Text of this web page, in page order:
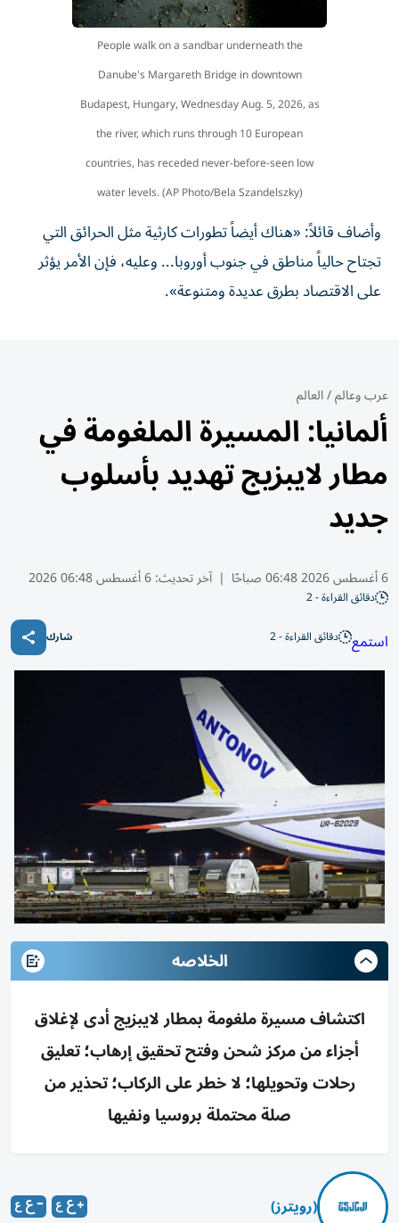
People walk on a sandbar underneath the
Danube's Margareth Bridge in downtown
Budapest, Hungary, Wednesday Aug. 5, 2026, as
the river, which runs through 10 European
countries, has receded never-before-seen low
water levels. (AP Photo/Bela Szandelszky)
وأضاف قائلاً: «هناك أيضاً تطورات كارثية مثل الحرائق التي
تجتاح حالياً مناطق في جنوب أوروبا... وعليه، فإن الأمر يؤثر
على الاقتصاد بطرق عديدة ومتنوعة».
عرب وعالم/العالم
ألمانيا: المسيرة الملغومة في
مطار لايبزيج تهديد بأسلوب
جديد
6 أغسطس 2026 06:48 صباحًا | آخر تحديث:6 أغسطس 06:48 2026
دقائق القراءة - 2
استمع دقائق القراءة - 2 شارك
الخلاصه
اكتشاف مسيرة ملغومة بمطار لايبزيج أدى لإغلاق
أجزاء من مركز شحن وفتح تحقيق إرهاب؛ تعليق
رحلات وتحويلها؛ لا خطر على الركاب؛ تحذير من
صلة محتملة بروسيا ونفيها
(رويترز)